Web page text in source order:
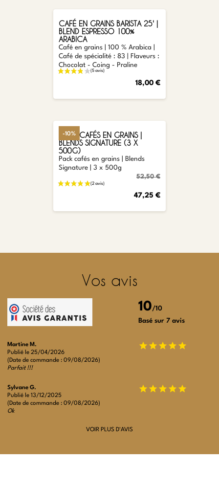
CAFÉ EN GRAINS BARISTA 25' |
BLEND ESPRESSO 100%
ARABICA
Café en grains | 100 % Arabica |
Café de spécialité : 83 | Flaveurs :
Chocolat - Coing - Praline
18,00 €
PACK CAFÉS EN GRAINS |
BLENDS SIGNATURE (3 X
500G)
Pack cafés en grains | Blends
Signature | 3 x 500g
52,50 €
47,25 €
-10%
Vos avis
10/10
Basé sur 7 avis
Martine M.
Publié le 25/04/2026
(Date de commande : 09/08/2026)
Parfait !!!
Sylvane G.
Publié le 13/12/2025
(Date de commande : 09/08/2026)
Ok
VOIR PLUS D'AVIS